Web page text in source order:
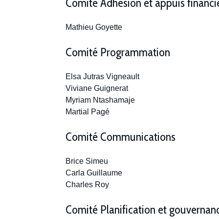
Mathieu Goyette
Comité Programmation
Elsa Jutras Vigneault
Viviane Guignerat
Myriam Ntashamaje
Martial Pagé
Comité Communications
Brice Simeu
Carla Guillaume
Charles Roy
Comité Planification et